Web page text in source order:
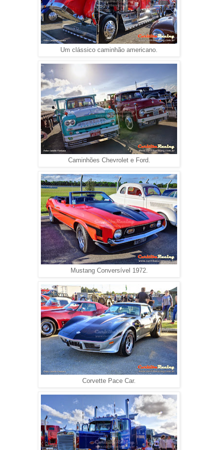
Um clássico caminhão americano.
Caminhões Chevrolet e Ford.
Mustang Conversível 1972.
Corvette Pace Car.